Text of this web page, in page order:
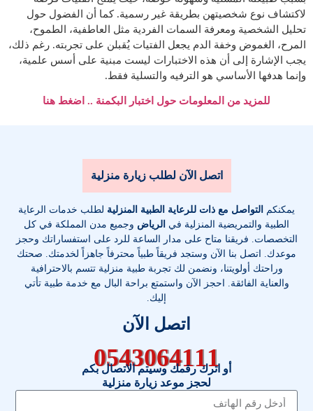
لاكتشاف نوع شخصيتهن بطريقة غير رسمية. كما أن الفضول حول
تحليل الشخصية ومعرفة السمات الفردية مثل العاطفية، الطموح،
المرح، الغموض وخفة الدم يجعل الفتيات يُقبلن على تجربته. رغم ذلك،
يجب الإشارة إلى أن هذه الاختبارات ليست مبنية على أسس علمية،
وإنما هدفها الأساسي هو الترفيه والتسلية فقط.
للمزيد من المعلومات حول اختبار البكمنة .. اضغط هنا
اتصل الآن لطلب زيارة منزلية
يمكنكم التواصل مع ذات للرعاية الطبية المنزلية لطلب خدمات الرعاية
الطبية والتمريضية المنزلية في الرياض وجميع مدن المملكة في كل
التخصصات. فريقنا متاح على مدار الساعة للرد على استفساراتك وحجز
موعدك. اتصل بنا الآن وستجد فريقاً طبياً محترفاً جاهزاً لخدمتك. صحتك
وراحتك أولويتنا، ونضمن لك تجربة طبية منزلية تتسم بالاحترافية
والعناية الفائقة. احجز الآن واستمتع براحة البال مع خدمة طبية تأتي
إليك.
اتصل الآن
0543064111
أو اترك رقمك وسيتم الاتصال بكم
لحجز موعد زيارة منزلية